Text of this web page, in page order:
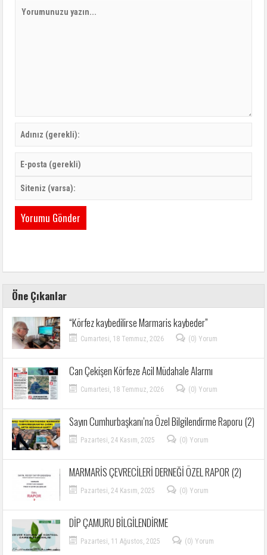
Öne Çıkanlar
“Körfez kaybedilirse Marmaris kaybeder”
Cumartesi, 18 Temmuz, 2026 (0) Yorum
Can Çekişen Körfeze Acil Müdahale Alarmı
Cumartesi, 18 Temmuz, 2026 (0) Yorum
Sayın Cumhurbaşkanı’na Özel Bilgilendirme Raporu (2)
Pazartesi, 24 Kasım, 2025 (0) Yorum
MARMARİS ÇEVRECİLERİ DERNEĞİ ÖZEL RAPOR (2)
Pazartesi, 24 Kasım, 2025 (0) Yorum
DİP ÇAMURU BİLGİLENDİRME
Pazartesi, 11 Ağustos, 2025 (0) Yorum